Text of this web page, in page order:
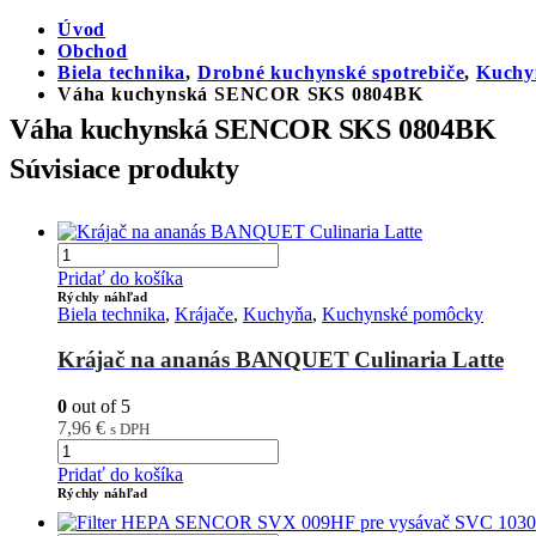
Úvod
Obchod
Biela technika, Drobné kuchynské spotrebiče,
Váha kuchynská SENCOR SKS 0804BK
Váha kuchynská SENCOR SKS 0804BK
Súvisiace produkty
Pridať do košíka
Rýchly náhľad
Biela technika, Krájače, Kuchyňa, Kuchynské pomôcky
Krájač na ananás BANQUET Culinaria Latte
0 out of 5
7,96 € s DPH
Pridať do košíka
Rýchly náhľad